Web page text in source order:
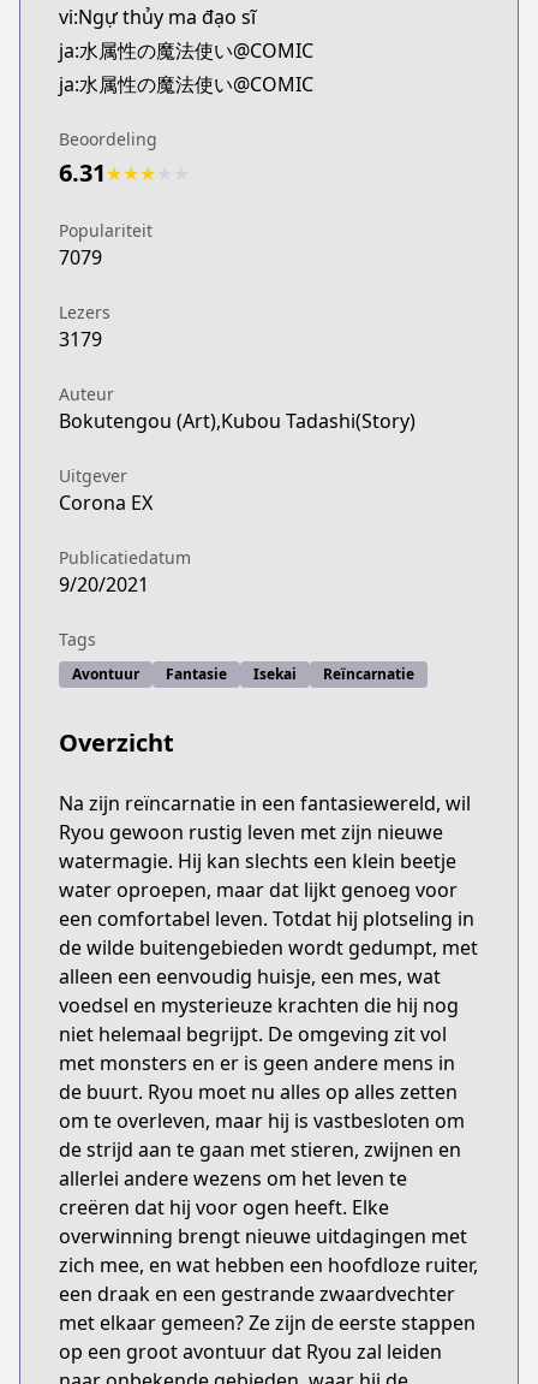
Book☆Walker
Book☆Walker
https://bookwalker.jp/series/336111
Official English
Official English
https://j-novel.club/series/the-water-magician-
vi:Ngự thủy ma đạo sĩ
ja:水属性の魔法使い@COMIC
ja:水属性の魔法使い@COMIC
Beoordeling
6.31★★★
Populariteit
7079
Lezers
3179
Auteur
Bokutengou (Art),Kubou Tadashi(Story)
Uitgever
Corona EX
Publicatiedatum
9/20/2021
Tags
Avontuur Fantasie Isekai Reïncarnatie
Overzicht
Na zijn reïncarnatie in een fantasiewereld, wil
Ryou gewoon rustig leven met zijn nieuwe
watermagie. Hij kan slechts een klein beetje
water oproepen, maar dat lijkt genoeg voor
een comfortabel leven. Totdat hij plotseling in
de wilde buitengebieden wordt gedumpt, met
alleen een eenvoudig huisje, een mes, wat
voedsel en mysterieuze krachten die hij nog
niet helemaal begrijpt. De omgeving zit vol
met monsters en er is geen andere mens in
de buurt. Ryou moet nu alles op alles zetten
om te overleven, maar hij is vastbesloten om
de strijd aan te gaan met stieren, zwijnen en
allerlei andere wezens om het leven te
creëren dat hij voor ogen heeft. Elke
overwinning brengt nieuwe uitdagingen met
zich mee, en wat hebben een hoofdloze ruiter,
een draak en een gestrande zwaardvechter
met elkaar gemeen? Ze zijn de eerste stappen
op een groot avontuur dat Ryou zal leiden